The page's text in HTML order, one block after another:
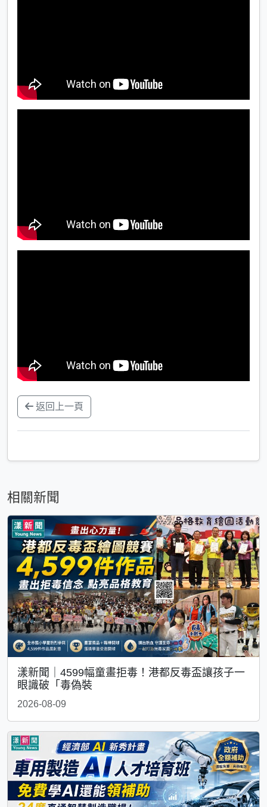
返回上一頁
相關新聞
漾新聞｜4599幅童畫拒毒！港都反毒盃讓孩子一
眼識破「毒偽裝
2026-08-09